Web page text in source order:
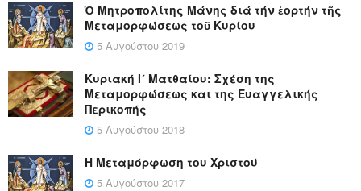
Ὁ Μητροπολίτης Μάνης διά τήν ἑορτήν τῆς
Μεταμορφώσεως τοῦ Κυρίου
5 Αυγούστου 2019
Κυριακή Ι´ Ματθαίου: Σχέση της
Μεταμορφώσεως και της Ευαγγελικής
Περικοπής
5 Αυγούστου 2018
Η Μεταμόρφωση του Χριστού
5 Αυγούστου 2017